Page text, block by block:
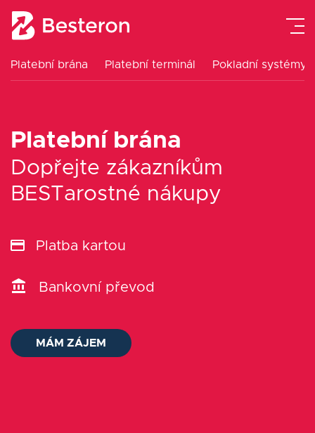
Platební brána Platební terminál Pokladní systémy
Blog
O nás
Ceník
Návody
Platební brána
Platební terminál
Platební brána
Dopřejte zákazníkům
BESTarostné nákupy
Platba kartou
Bankovní převod
MÁM ZÁJEM